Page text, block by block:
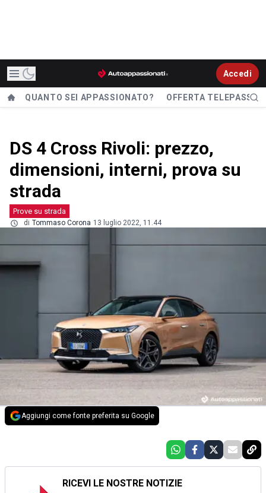
Accedi
QUANTO SEI APPASSIONATO? OFFERTA TELEPASS
DS 4 Cross Rivoli: prezzo,
dimensioni, interni, prova su
strada
Prove su strada
di Tommaso Corona 13 luglio 2022, 11.44
Aggiungi come fonte preferita su Google
RICEVI LE NOSTRE NOTIZIE